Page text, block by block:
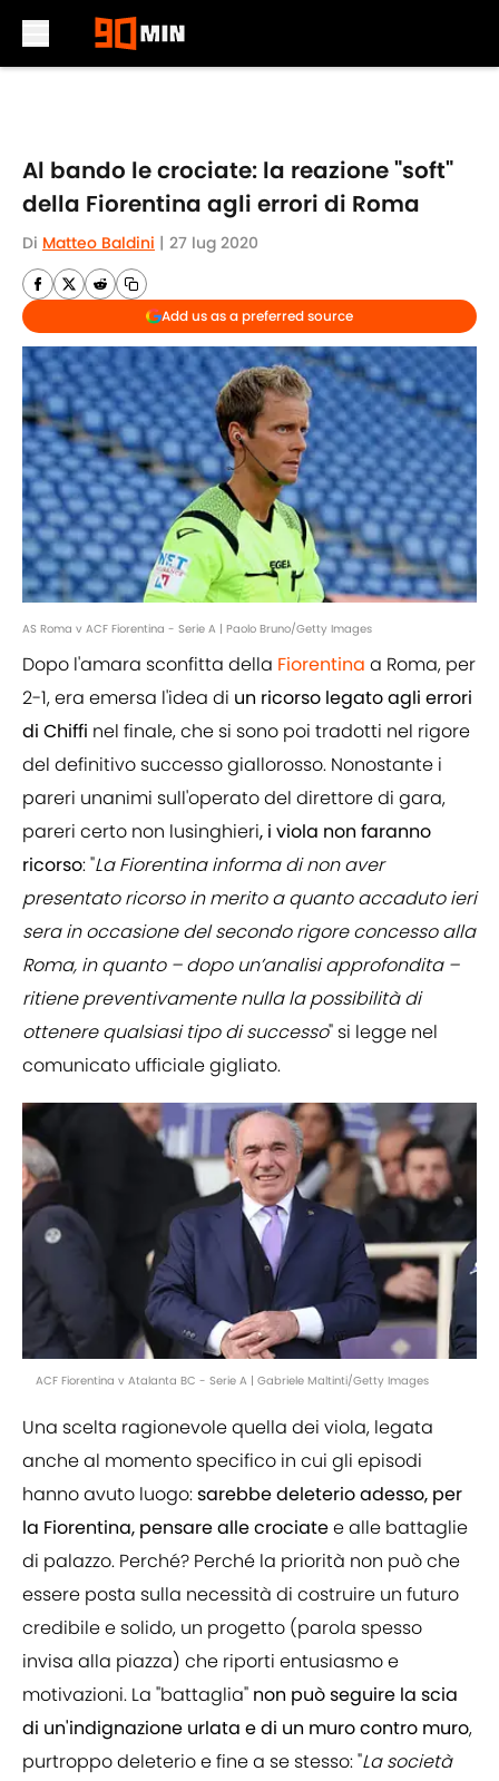
Al bando le crociate: la reazione "soft"
della Fiorentina agli errori di Roma
Di Matteo Baldini | 27 lug 2020
Add us as a preferred source
AS Roma v ACF Fiorentina - Serie A | Paolo Bruno/Getty Images
Dopo l'amara sconfitta della Fiorentina a Roma, per
2-1, era emersa l'idea di un ricorso legato agli errori
di Chiffi nel finale, che si sono poi tradotti nel rigore
del definitivo successo giallorosso. Nonostante i
pareri unanimi sull'operato del direttore di gara,
pareri certo non lusinghieri, i viola non faranno
ricorso: "La Fiorentina informa di non aver
presentato ricorso in merito a quanto accaduto ieri
sera in occasione del secondo rigore concesso alla
Roma, in quanto – dopo un’analisi approfondita –
ritiene preventivamente nulla la possibilità di
ottenere qualsiasi tipo di successo" si legge nel
comunicato ufficiale gigliato.
ACF Fiorentina v Atalanta BC - Serie A | Gabriele Maltinti/Getty Images
Una scelta ragionevole quella dei viola, legata
anche al momento specifico in cui gli episodi
hanno avuto luogo:sarebbe deleterio adesso, per
la Fiorentina, pensare alle crociatee alle battaglie
di palazzo. Perché? Perché la priorità non può che
essere posta sulla necessità di costruire un futuro
credibile e solido, un progetto (parola spesso
invisa alla piazza) che riporti entusiasmo e
motivazioni. La "battaglia" non può seguire la scia
di un'indignazione urlata e di un muro contro muro,
purtroppo deleterio e fine a se stesso: "La società